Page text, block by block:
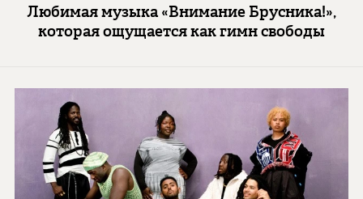
Любимая музыка «Внимание Брусника!»,
которая ощущается как гимн свободы